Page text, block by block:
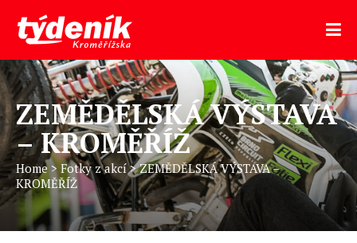
ZEMĚDĚLSKÁ VÝSTAVA
– KROMĚŘÍŽ
Home> Fotky z akcí>ZEMĚDĚLSKÁ VÝSTAVA –
KROMĚŘÍŽ